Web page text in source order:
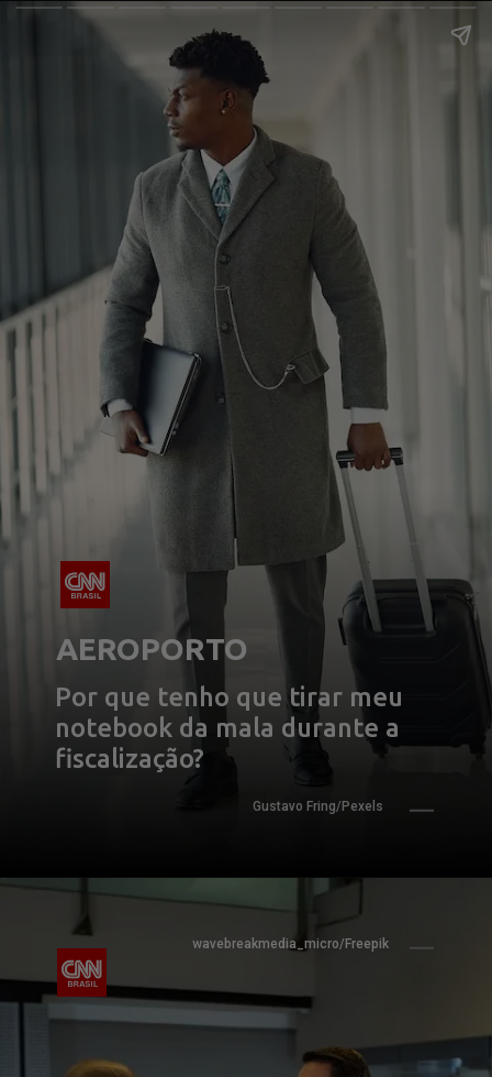
AEROPORTO
Por que tenho que tirar meu
notebook da mala durante a
fiscalização?
Gustavo Fring/Pexels
wavebreakmedia_micro/Freepik